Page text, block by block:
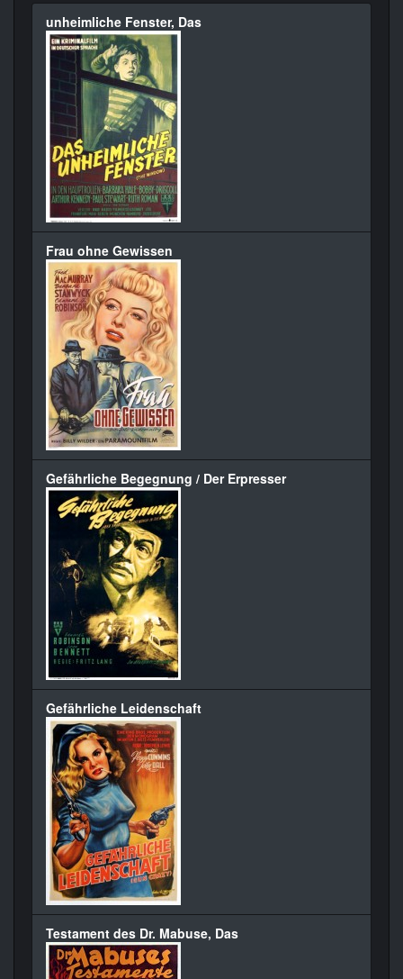
unheimliche Fenster, Das
Frau ohne Gewissen
Gefährliche Begegnung / Der Erpresser
Gefährliche Leidenschaft
Testament des Dr. Mabuse, Das